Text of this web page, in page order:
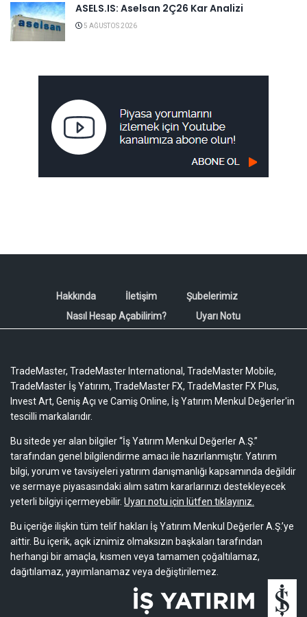
ASELS.IS: Aselsan 2Ç26 Kar Analizi
5 AĞUSTOS 2026
Hakkında İletişim
Şubelerimiz
Nasıl Hesap Açabilirim?
Uyarı Notu
TradeMaster, TradeMaster International, TradeMaster Mobile,
TradeMaster İş Yatırım, TradeMaster FX, TradeMaster FX Plus,
Invest Art, Geniş Açı ve Camiş Online, İş Yatırım Menkul Değerler'in
tescilli markalarıdır.
Bu sitede yer alan bilgiler “İş Yatırım Menkul Değerler A.Ş.”
tarafından genel bilgilendirme amacı ile hazırlanmıştır. Yatırım
bilgi, yorum ve tavsiyeleri yatırım danışmanlığı kapsamında değildir
ve sermaye piyasasındaki alım satım kararlarınızı destekleyecek
yeterli bilgiyi içermeyebilir. Uyarı notu için lütfen tıklayınız.
Bu içeriğe ilişkin tüm telif hakları İş Yatırım Menkul Değerler A.Ş.’ye
aittir. Bu içerik, açık iznimiz olmaksızın başkaları tarafından
herhangi bir amaçla, kısmen veya tamamen çoğaltılamaz,
dağıtılamaz, yayımlanamaz veya değiştirilemez.